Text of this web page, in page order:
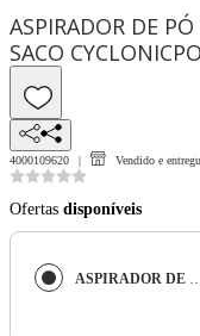
ASPIRADOR DE
SACO
4000109620 Vendido e
Ofertas disponíveis
ASPIRADOR DE PÓ ELECTROLUX EFFICIENT 2L SEM